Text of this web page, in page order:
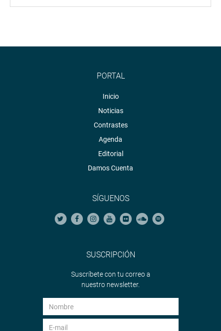
PORTAL
Inicio
Noticias
Contrastes
Agenda
Editorial
Damos Cuenta
SÍGUENOS
SUSCRIPCIÓN
Suscríbete con tu correo a
nuestro newsletter.